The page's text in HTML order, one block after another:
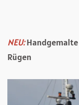
NEU:Handgemalte
Rügen